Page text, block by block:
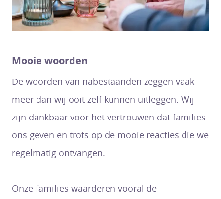
Mooie woorden
De woorden van nabestaanden zeggen vaak
meer dan wij ooit zelf kunnen uitleggen. Wij
zijn dankbaar voor het vertrouwen dat families
ons geven en trots op de mooie reacties die we
regelmatig ontvangen.
Onze families waarderen vooral de